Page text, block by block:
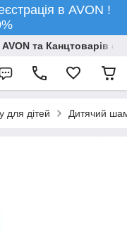
в AVON !
та Канцтоварів
для дітей Дитячий